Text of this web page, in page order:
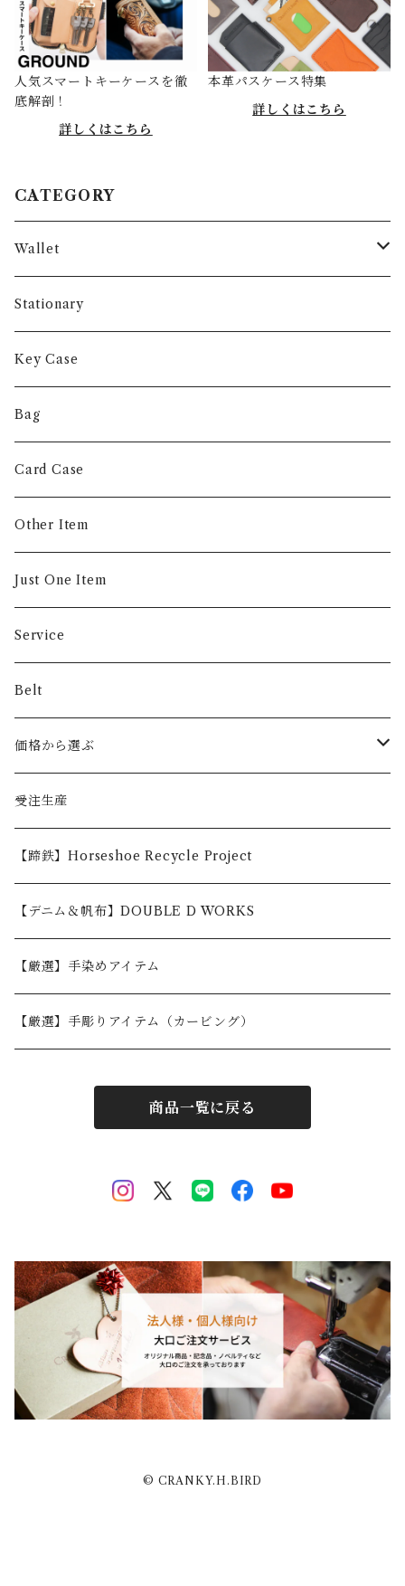
人気スマートキーケースを徹
底解剖！
詳しくはこちら
本革パスケース特集
詳しくはこちら
CATEGORY
Wallet
Long Wallet
Short Wallet
Coin Case
Money Clip
Stationary
Key Case
Bag
Card Case
Other Item
Just One Item
Service
Belt
価格から選ぶ
〜5,000円
5,001〜10,000円
10,001〜30,000円
30,001円〜
受注生産
【蹄鉄】Horseshoe Recycle Project
【デニム＆帆布】DOUBLE D WORKS
【厳選】手染めアイテム
【厳選】手彫りアイテム（カービング）
商品一覧に戻る
© CRANKY.H.BIRD